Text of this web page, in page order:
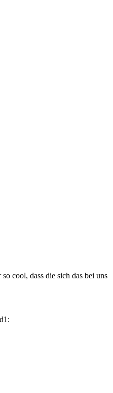
cool, dass die sich das bei uns